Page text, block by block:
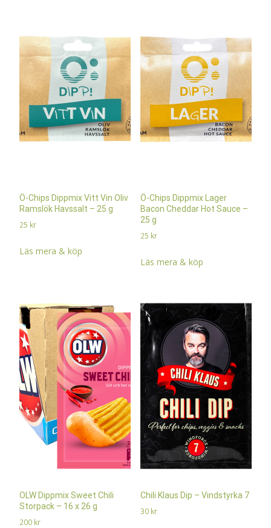
Ö-Chips Dippmix Vitt Vin Oliv
Ramslök Havssalt – 25 g
25 kr
Läs mera & köp
Ö-Chips Dippmix Lager
Bacon Cheddar Hot Sauce –
25 g
25 kr
Läs mera & köp
OLW Dippmix Sweet Chili
Storpack – 16 x 26 g
200 kr
Chili Klaus Dip – Vindstyrka 7
30 kr